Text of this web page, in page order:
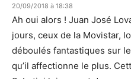
20/09/2018 à 18:38
Ah oui alors ! Juan José
jours, ceux de la Movistar,
déboulés fantastiques sur
qu’il affectionne le plus.